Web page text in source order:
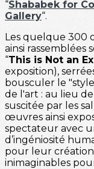
“Shababek for
Gallery“.
Les quelque 300
ainsi rassemblées
“This is Not an
exposition),
bousculer le
de l'art : au lieu
suscitée par les
œuvres ainsi
spectateur avec
d’ingéniosité
pour leur
inimaginables